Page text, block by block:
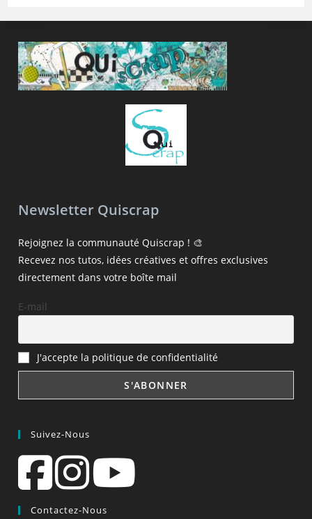
Newsletter Quiscrap
Rejoignez la communauté Quiscrap ! 🎨
Recevez nos tutos, idées créatives et offres exclusives
directement dans votre boîte mail
E-mail
J'accepte la politique de confidentialité
Suivez-Nous
Contactez-Nous